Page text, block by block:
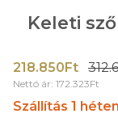
Keleti
218.850Ft
Nettó ár: 172.323Ft
Szállítás 1